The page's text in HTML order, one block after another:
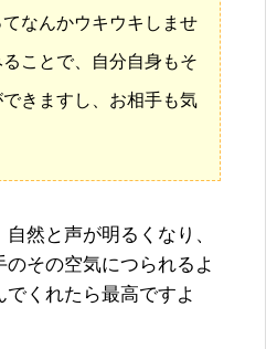
てなんかウキウキしませ
ことで、自分自身もそ
きますし、お相手も気
然と声が明るくなり、
その空気につられるよ
でくれたら最高ですよ